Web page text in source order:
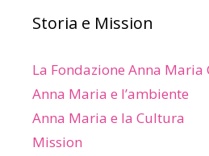
Storia e Mission
La Fondazione Anna Maria
Anna Maria e l’ambiente
Anna Maria e la Cultura
Mission